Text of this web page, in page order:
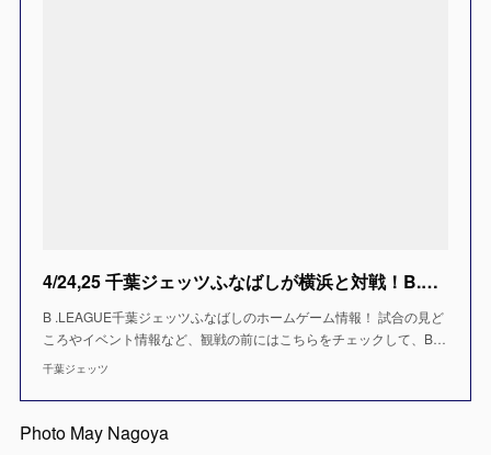
4/24,25 千葉ジェッツふなばしが横浜と対戦！B.LEAGUE2020-21
B .LEAGUE千葉ジェッツふなばしのホームゲーム情報！ 試合の見ど
ころやイベント情報など、観戦の前にはこちらをチェックして、B…
千葉ジェッツ
Photo May Nagoya